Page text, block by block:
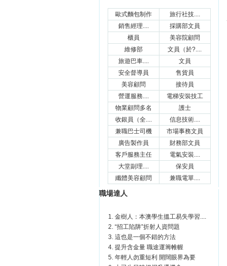
歐式麵包制作
旅行社技....
銷售經理....
採購部文員
櫃員
美容院顧問
維修部
文員（於?....
旅遊巴車....
文員
安全督導員
售貨員
美容顧問
接待員
營運服務....
電梯安裝技工
物業顧問多名
護士
收銀員（全....
信息技術....
兼職巴士司機
市場事務文員
廣告製作員
財務部文員
客戶服務主任
電氣安裝....
大堂副理....
保安員
纖體美容顧問
兼職電單....
職場達人
金樹人：本澳學生搵工易失學習....
“招工陷阱”折射人資問題
這也是一個不錯的方法
提升含金量 職途運籌帷幄
年輕人勿重短利 開闊眼界為要